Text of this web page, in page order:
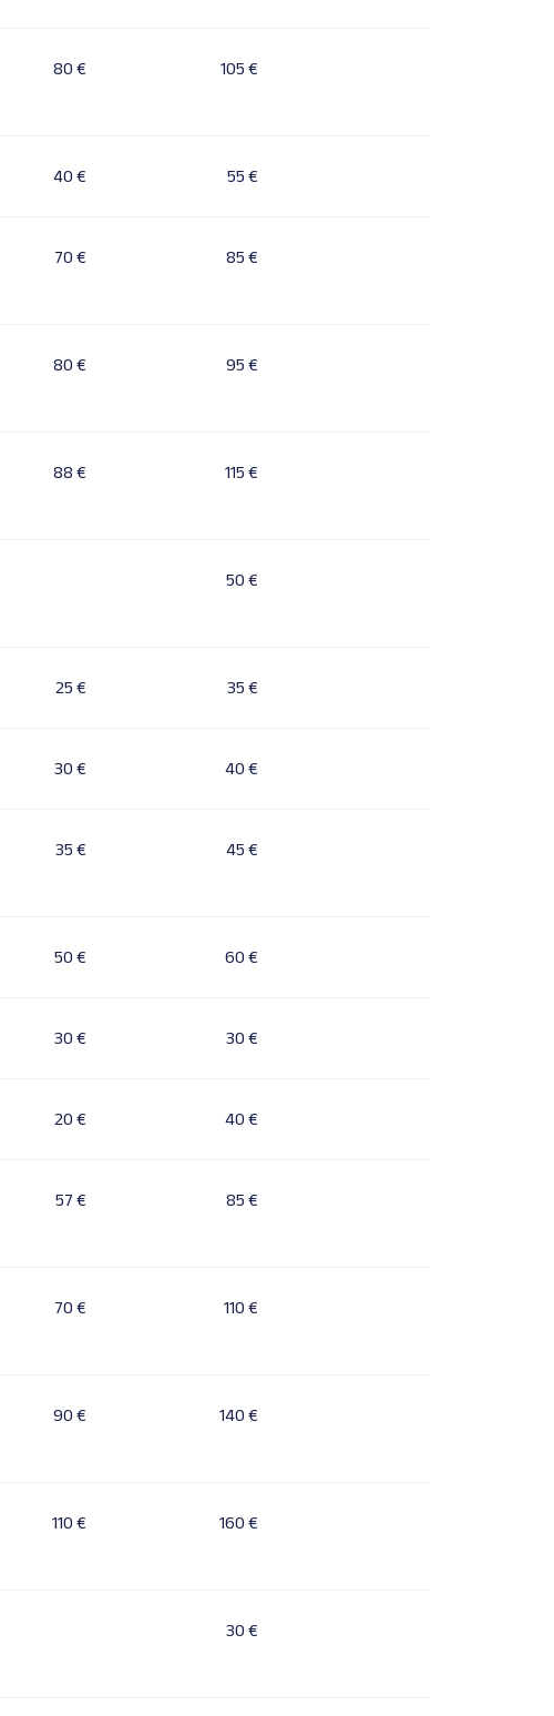
80 € 105 €
40 € 55 €
70 € 85 €
80 € 95 €
88 € 115 €
50 €
25 € 35 €
30 € 40 €
35 € 45 €
50 € 60 €
30 € 30 €
20 € 40 €
57 € 85 €
70 € 110 €
90 € 140 €
110 € 160 €
30 €